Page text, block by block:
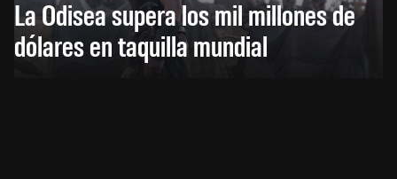
La Odisea supera los mil millones de
dólares en taquilla mundial